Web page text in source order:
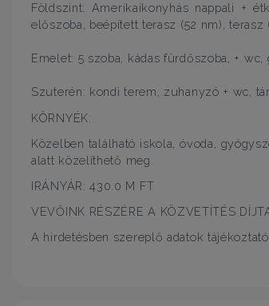
Földszint: Amerikaikonyhás nappali +
előszoba, beépített terasz (52 nm), terasz
Emelet: 5 szoba, kádas fürdőszoba, +
Szuterén: kondi terem, zuhanyzó + wc,
KÖRNYÉK:
Közelben található iskola, óvoda,
alatt közelíthető meg.
IRÁNYÁR: 430.0 M FT
VEVŐINK RÉSZÉRE A KÖZVETÍTÉS
A hirdetésben szereplő adatok